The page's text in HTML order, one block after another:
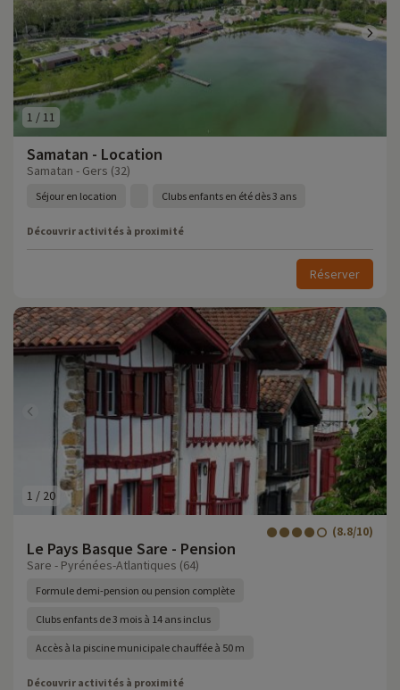
1 / 11
Samatan - Location
Samatan - Gers (32)
Séjour en location Clubs enfants en été dès 3 ans
Découvrir activités à proximité
Réserver
1 / 20
Le Pays Basque Sare - Pension
(8.8/10)
Sare - Pyrénées-Atlantiques (64)
Formule demi-pension ou pension complète
Clubs enfants de 3 mois à 14 ans inclus
Accès à la piscine municipale chauffée à 50 m
Découvrir activités à proximité